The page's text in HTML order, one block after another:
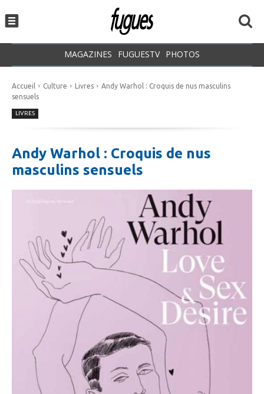
MAGAZINES FUGUESTV PHOTOS
Accueil Culture Livres
Andy Warhol : Croquis de nus masculins
sensuels
LIVRES
Andy Warhol : Croquis de nus
masculins sensuels